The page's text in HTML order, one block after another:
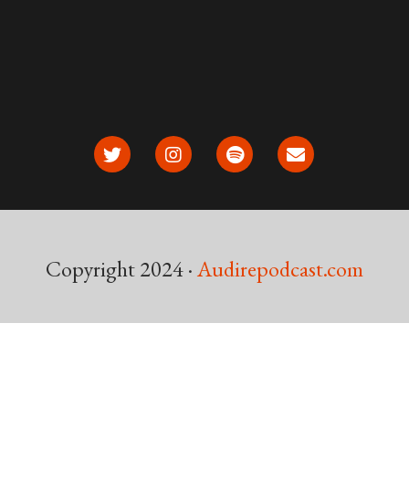
Copyright 2024 ·Audirepodcast.com